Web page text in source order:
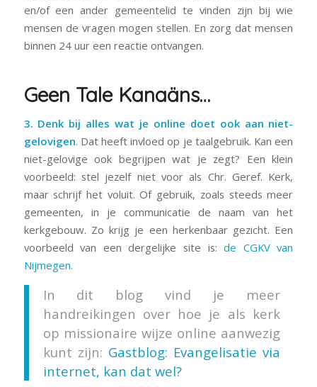
en/of een ander gemeentelid te vinden zijn bij wie
mensen de vragen mogen stellen. En zorg dat mensen
binnen 24 uur een reactie ontvangen.
Geen Tale Kanaäns…
3. Denk bij alles wat je online doet ook aan niet-
gelovigen. Dat heeft invloed op je taalgebruik. Kan een
niet-gelovige ook begrijpen wat je zegt? Een klein
voorbeeld: stel jezelf niet voor als Chr. Geref. Kerk,
maar schrijf het voluit. Of gebruik, zoals steeds meer
gemeenten, in je communicatie de naam van het
kerkgebouw. Zo krijg je een herkenbaar gezicht. Een
voorbeeld van een dergelijke site is:de CGKV van
Nijmegen.
In dit blog vind je meer
handreikingen over hoe je als kerk
op missionaire wijze online aanwezig
kunt zijn: Gastblog: Evangelisatie via
internet, kan dat wel?